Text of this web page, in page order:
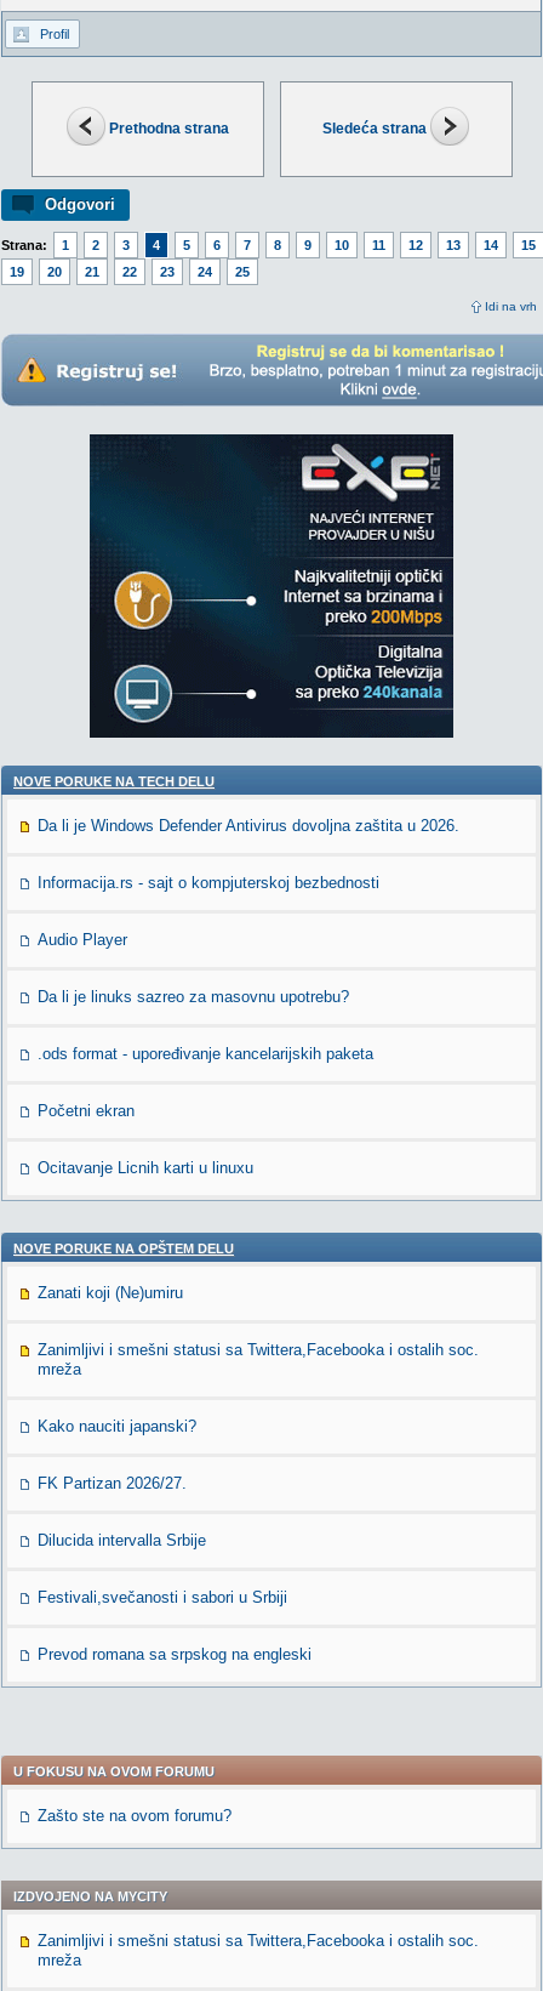
Prethodna strana Sledeća strana
Odgovori
Strana: 1 2 3 4 5 6 7 8 9 10 11 12 13 14
15
19
20 21 22 23 24 25
Idi na vrh
Profil
NOVE PORUKE NA TECH DELU
Da li je Windows Defender Antivirus dovoljna zaštita u 2026.
Informacija.rs - sajt o kompjuterskoj bezbednosti
Audio Player
Da li je linuks sazreo za masovnu upotrebu?
.ods format - upoređivanje kancelarijskih paketa
Početni ekran
Ocitavanje Licnih karti u linuxu
NOVE PORUKE NA OPŠTEM DELU
Zanati koji (Ne)umiru
Zanimljivi i smešni statusi sa Twittera,Facebooka i ostalih soc.
mreža
Kako nauciti japanski?
FK Partizan 2026/27.
Dilucida intervalla Srbije
Festivali,svečanosti i sabori u Srbiji
Prevod romana sa srpskog na engleski
U FOKUSU NA OVOM FORUMU
Zašto ste na ovom forumu?
IZDVOJENO NA MYCITY
Zanimljivi i smešni statusi sa Twittera,Facebooka i ostalih soc.
mreža